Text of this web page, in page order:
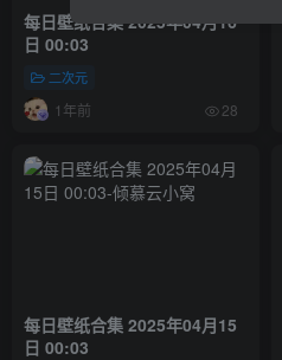
每日壁纸合集 2025年04月16
日 00:03
二次元
1年前 28
每日壁纸合集 2025年04月15
日 00:03